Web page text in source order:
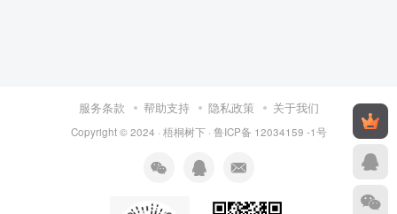
服务条款 帮助支持 隐私政策 关于我们
Copyright © 2024 · 梧桐树下· 鲁ICP备 12034159 -1号